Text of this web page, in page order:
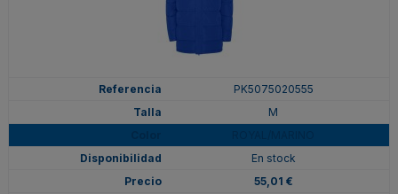
PK5075020555
M
En stock
55,01 €